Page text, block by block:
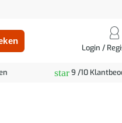
Login /
star9 /10